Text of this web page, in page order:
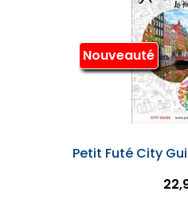
Nouveauté
Petit Futé City